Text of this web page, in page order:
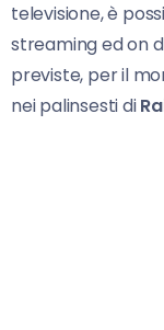
televisione, è
streaming ed on
previste, per il
nei palinsesti di